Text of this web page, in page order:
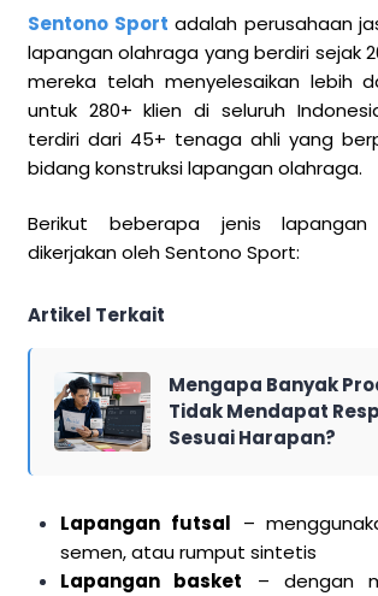
Sentono Sport adalah perusahaan
lapangan olahraga yang berdiri sejak
mereka telah menyelesaikan lebih
untuk 280+ klien di seluruh
terdiri dari 45+ tenaga ahli yang
bidang konstruksi lapangan olahraga.
Berikut beberapa jenis
dikerjakan oleh Sentono Sport:
Artikel Terkait
Mengapa Banyak
Tidak Mendapat
Sesuai Harapan?
Lapangan futsal –
semen, atau rumput sintetis
Lapangan basket – dengan